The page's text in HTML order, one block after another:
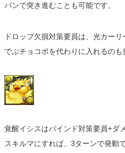
パンで突き進むことも可能です。
ドロップ欠損対策要員は、光カーリ
でぶチョコボを代わりに入れるのも
覚醒イシスはバインド対策要員+ダ
スキルマにすれば、3ターンで発動